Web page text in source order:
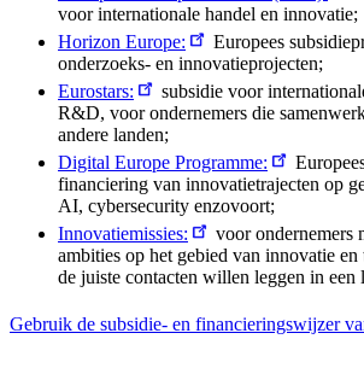
voor internationale handel en innovatie;
Horizon Europe:
Europees
onderzoeks- en innovatieprojecten;
Eurostars:
subsidie voor
R&D, voor ondernemers die
andere landen;
Digital Europe Programme:
financiering van innovatietrajecten op
AI, cybersecurity enzovoort;
Innovatiemissies:
voor ondernemers
ambities op het gebied van innovatie
de juiste contacten willen leggen in een
Gebruik de subsidie- en financieringswijzer